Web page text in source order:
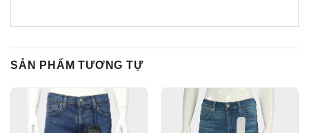
SẢN PHẨM TƯƠNG TỰ